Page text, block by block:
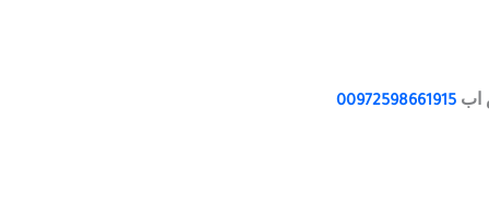
اب 00972598661915